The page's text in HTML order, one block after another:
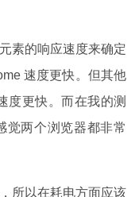
素的响应速度来确定
速度更快。但其他
度更快。而在我的测
觉两个浏览器都非常
所以在耗电方面应该